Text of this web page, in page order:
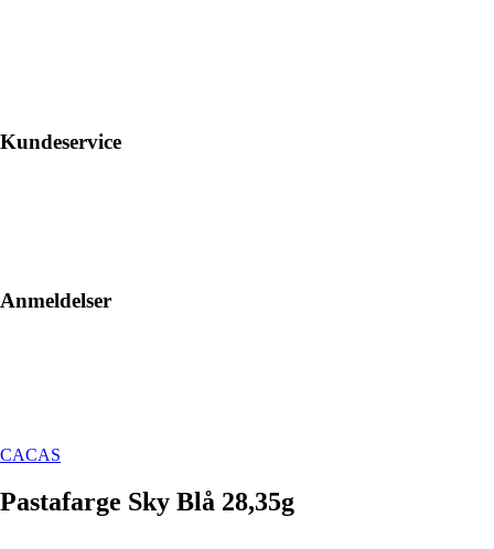
Kundeservice
Anmeldelser
CACAS
Pastafarge Sky Blå 28,35g